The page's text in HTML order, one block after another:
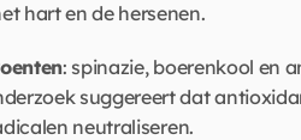
hart en de hersenen.
: spinazie, boerenkool en
suggereert dat
neutraliseren.